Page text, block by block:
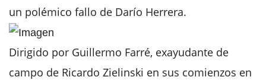
un polémico fallo de Darío Herrera.
Dirigido por Guillermo Farré, exayudante de
campo de Ricardo Zielinski en sus comienzos en